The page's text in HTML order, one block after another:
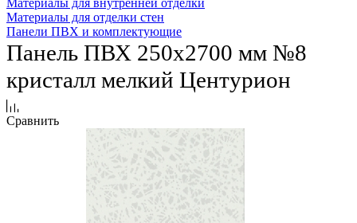
Материалы для внутренней отделки
Материалы для отделки стен
Панели ПВХ и комплектующие
Панель ПВХ 250х2700 мм №8
кристалл мелкий Центурион
Сравнить